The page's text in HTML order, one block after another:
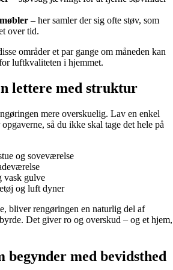
– her samler der sig ofte støv, som
over tid.
områder et par gange om måneden kan
luftkvaliteten i hjemmet.
lettere med struktur
mere overskuelig. Lav en enkel
så du ikke skal tage det hele på
og soveværelse
vask gulve
og luft dyner
bliver rengøringen en naturlig del af
Det giver ro og overskud – og et hjem,
begynder med bevidsthed